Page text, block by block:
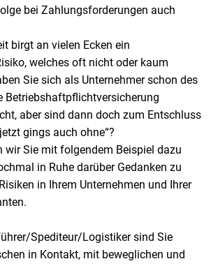
bei Zahlungsforderungen auch
birgt an vielen Ecken ein
welches oft nicht oder kaum
Sie sich als Unternehmer schon des
Betriebshaftpflichtversicherung
aber sind dann doch zum Entschluss
gings auch ohne“?
wir Sie mit folgendem Beispiel dazu
in Ruhe darüber Gedanken zu
in Ihrem Unternehmen und Ihrer
Spediteur/Logistiker sind Sie
in Kontakt, mit beweglichen und